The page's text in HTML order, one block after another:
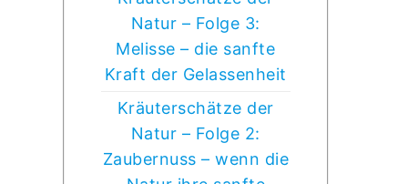
Natur – Folge 3:
Melisse – die sanfte
Kraft der Gelassenheit
Kräuterschätze der
Natur – Folge 2:
Zaubernuss – wenn die